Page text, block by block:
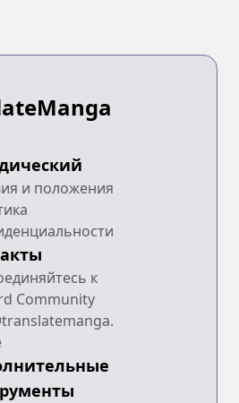
и положения
к
Community